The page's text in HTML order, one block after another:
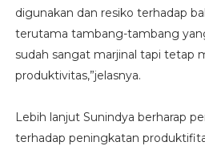
digunakan dan resiko terhadap
terutama tambang-tambang
sudah sangat marjinal tapi tetap
produktivitas,”jelasnya.
Lebih lanjut Sunindya berharap
terhadap peningkatan